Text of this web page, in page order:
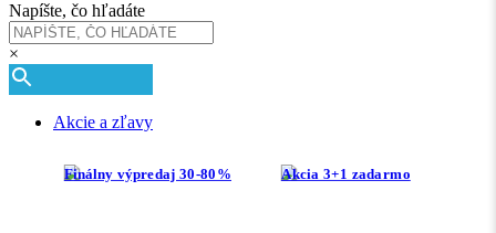
Napíšte, čo hľadáte
×
Akcie a zľavy
Finálny výpredaj 30-80% Akcia 3+1 zadarmo